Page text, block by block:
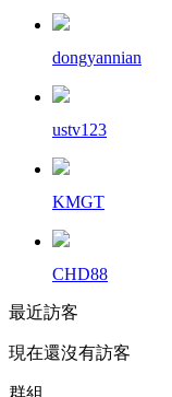
dongyannian
ustv123
KMGT
CHD88
最近訪客
現在還沒有訪客
群組